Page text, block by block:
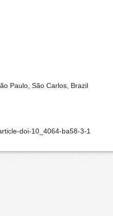
Paulo, São Carlos, Brazil
doi-10_4064-ba58-3-1